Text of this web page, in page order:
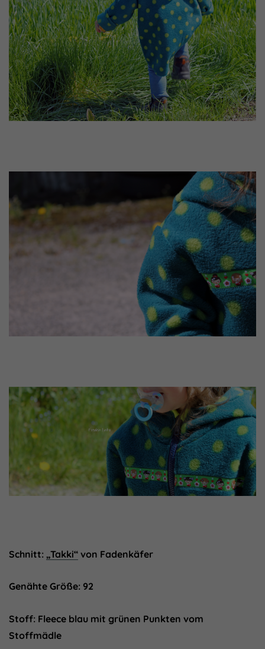
Schnitt: „Takki“ von Fadenkäfer
Genähte Größe: 92
Stoff: Fleece blau mit grünen Punkten vom
Stoffmädle